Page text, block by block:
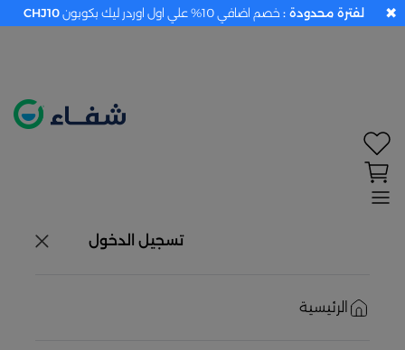
تسجيل الدخول
الرئيسية
×
لفترة محدودة : خصم اضافي 10% علي اول اوردر ليك بكوبون CHJ10 ✖